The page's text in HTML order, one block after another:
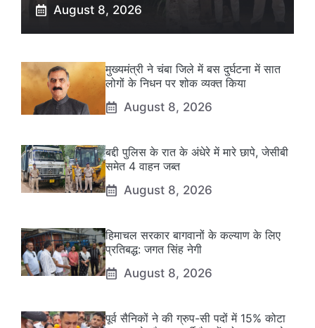
August 8, 2026
मुख्यमंत्री ने चंबा जिले में बस दुर्घटना में सात
लोगों के निधन पर शोक व्यक्त किया
August 8, 2026
बद्दी पुलिस के रात के अंधेरे में मारे छापे, जेसीबी
समेत 4 वाहन जब्त
August 8, 2026
हिमाचल सरकार बागवानों के कल्याण के लिए
प्रतिबद्ध: जगत सिंह नेगी
August 8, 2026
पूर्व सैनिकों ने की ग्रुप-सी पदों में 15% कोटा